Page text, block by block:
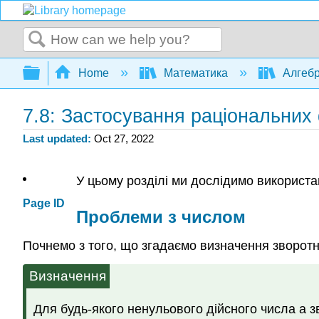
Search
Expand/collapse global hierarchy
Home Математика
7.8: Застосування раціональних
Last updated Oct 27, 2022
Page ID
У цьому розділі ми дослідимо
Проблеми з числом
Почнемо з того, що згадаємо визначення
Визначення
Для будь-якого ненульового дійсного числа a